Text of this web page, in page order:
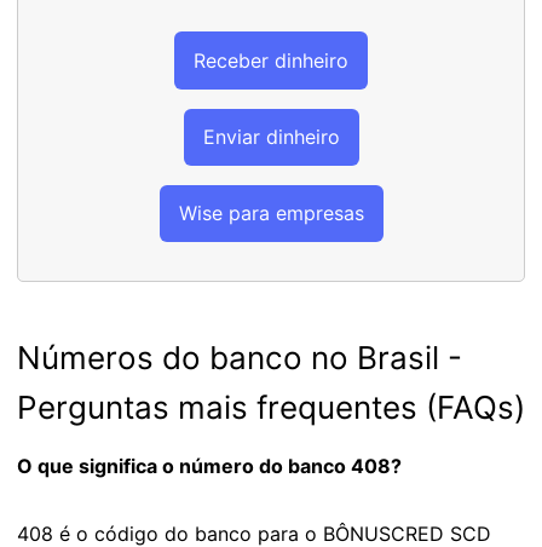
Receber dinheiro
Enviar dinheiro
Wise para empresas
Números do banco no Brasil -
Perguntas mais frequentes (FAQs)
O que significa o número do banco 408?
408 é o código do banco para o BÔNUSCRED SCD